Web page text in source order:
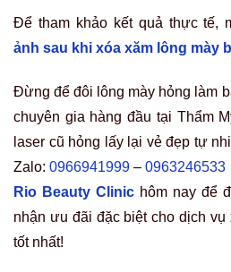
Để tham khảo kết quả thực tế,
ảnh sau khi xóa xăm lông mày
Đừng để đôi lông mày hỏng làm
chuyên gia hàng đầu tại Thẩm
laser cũ hỏng lấy lại vẻ đẹp tự
Zalo:0966941999 –0963246533
Rio Beauty Clinic hôm nay để
nhận ưu đãi đặc biệt cho dịch vụ
tốt nhất!